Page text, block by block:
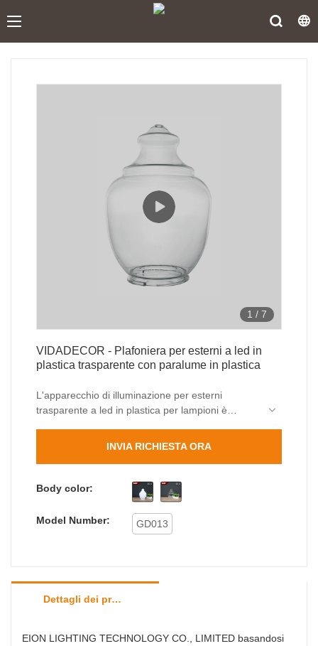
1 / 7
VIDADECOR - Plafoniera per esterni a led in
plastica trasparente con paralume in plastica
L'apparecchio di illuminazione per esterni
trasparente a led in plastica per lampioni è
standardizzate e lavorate con tecnologia
materie prime qualificate. Ci sono molti vantaggi
della nostra lampada da parete per esterni,
paletto luminoso per esterni. Inoltre, il suo aspetto
unico lo rende molto accattivante tra i simili.
INVIA RICHIESTA ORA
Body color:
Model Number: GD013
Dettagli dei prodotti
EION LIGHTING TECHNOLOGY CO., LIMITED basandosi